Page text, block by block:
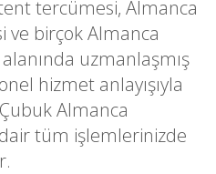
tercümesi, Almanca
ve birçok Almanca
uzmanlaşmış
hizmet anlayışıyla
Almanca
tüm işlemlerinizde